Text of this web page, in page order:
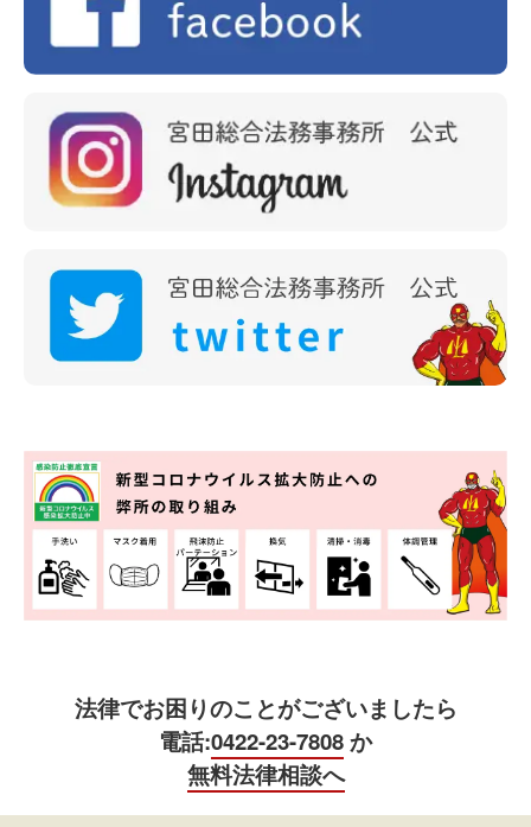
法律でお困りのことがございましたら
電話:0422-23-7808か
無料法律相談へ